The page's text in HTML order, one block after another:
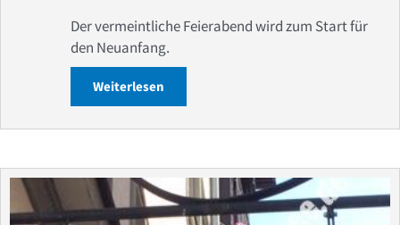
Der vermeintliche Feierabend wird zum Start für
den Neuanfang.
Weiterlesen